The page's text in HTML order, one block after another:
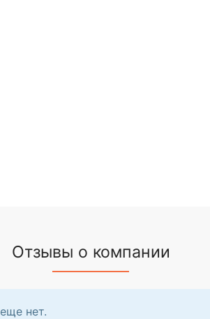
Отзывы о компании
нет.